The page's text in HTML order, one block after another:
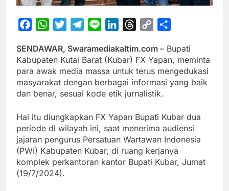
FacebookWhatsApp
TwitterTelegram
Line LinkedInThreads
Copy
SENDAWAR, Swaramediakaltim.com – Bupati
Kabupaten Kutai Barat (Kubar) FX Yapan, meminta
para awak media massa untuk terus mengedukasi
masyarakat dengan berbagai informasi yang baik
dan benar, sesuai kode etik jurnalistik.
Hal itu diungkapkan FX Yapan Bupati Kubar dua
periode di wilayah ini, saat menerima audiensi
jajaran pengurus Persatuan Wartawan Indonesia
(PWI) Kabupaten Kubar, di ruang kerjanya
komplek perkantoran kantor Bupati Kubar, Jumat
(19/7/2024).